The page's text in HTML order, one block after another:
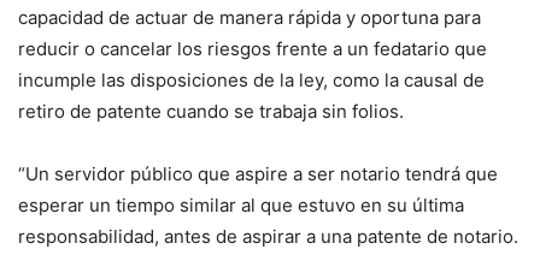
capacidad de actuar de manera rápida y oportuna para
reducir o cancelar los riesgos frente a un fedatario que
incumple las disposiciones de la ley, como la causal de
retiro de patente cuando se trabaja sin folios.
“Un servidor público que aspire a ser notario tendrá que
esperar un tiempo similar al que estuvo en su última
responsabilidad, antes de aspirar a una patente de notario.